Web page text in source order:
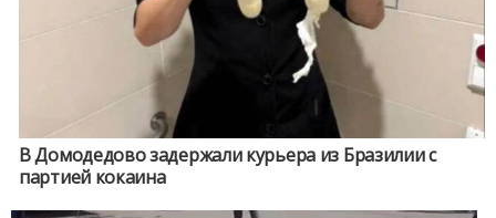
В Домодедово задержали курьера из Бразилии с
партией кокаина